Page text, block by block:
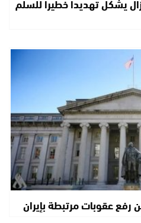
رفع عقوبات مرتبطة بإيران